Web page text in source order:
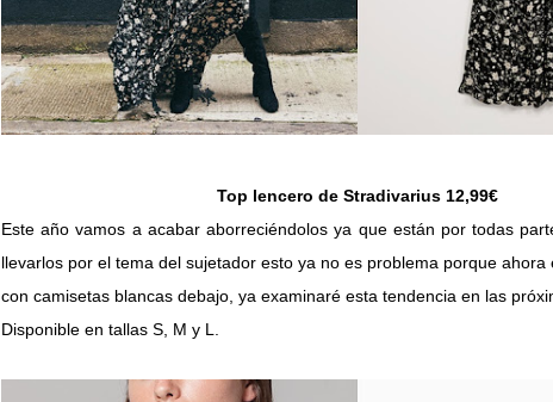
Top lencero de Stradivarius 12,99€
Este año vamos a acabar aborreciéndolos ya que están por todas
llevarlos por el tema del sujetador esto ya no es problema porque ahora
con camisetas blancas debajo, ya examinaré esta tendencia en las
Disponible en tallas S, M y L.